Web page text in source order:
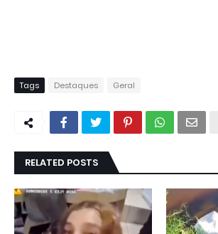
Tags Destaques Geral
RELATED POSTS